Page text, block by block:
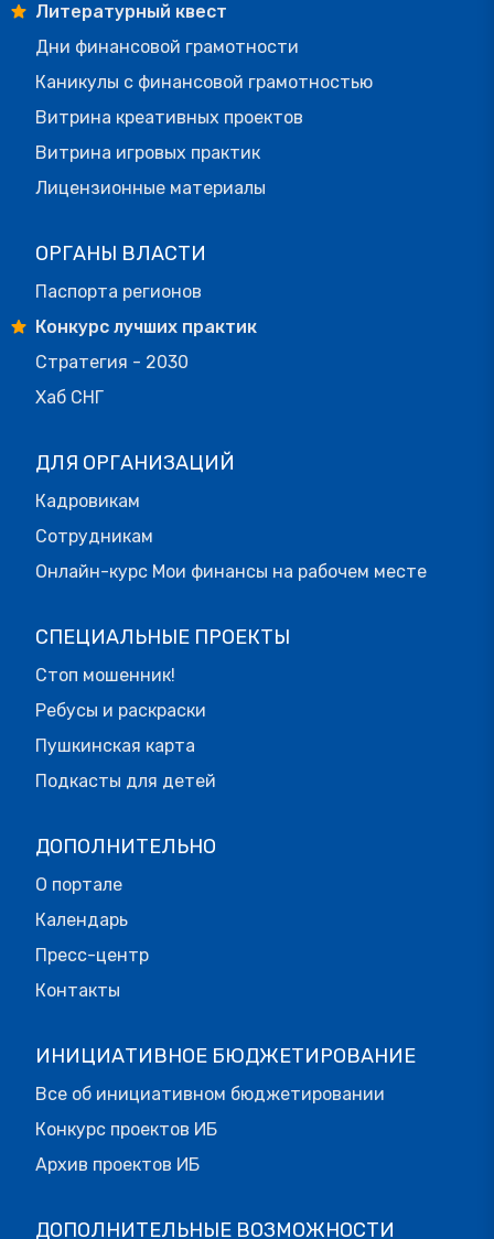
Литературный квест
Дни финансовой грамотности
Каникулы с финансовой грамотностью
Витрина креативных проектов
Витрина игровых практик
Лицензионные материалы
ОРГАНЫ ВЛАСТИ
Паспорта регионов
Конкурс лучших практик
Стратегия - 2030
Хаб СНГ
ДЛЯ ОРГАНИЗАЦИЙ
Кадровикам
Сотрудникам
Онлайн-курс Мои финансы на рабочем месте
СПЕЦИАЛЬНЫЕ ПРОЕКТЫ
Стоп мошенник!
Ребусы и раскраски
Пушкинская карта
Подкасты для детей
ДОПОЛНИТЕЛЬНО
О портале
Календарь
Пресс-центр
Контакты
ИНИЦИАТИВНОЕ БЮДЖЕТИРОВАНИЕ
Все об инициативном бюджетировании
Конкурс проектов ИБ
Архив проектов ИБ
ДОПОЛНИТЕЛЬНЫЕ ВОЗМОЖНОСТИ